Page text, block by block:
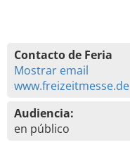
Contacto de Feria
Mostrar email
www.freizeitmesse.de
Audiencia:
en público